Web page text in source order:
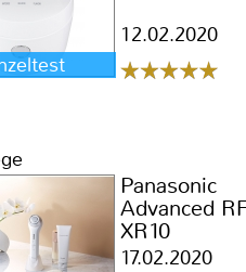
12.02.2020
Panasonic
Advanced
XR10
17.02.2020